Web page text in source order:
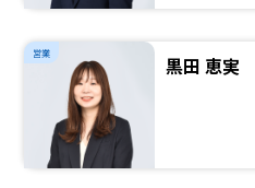
営業 黒田 恵実